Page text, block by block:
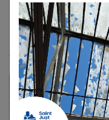
Domaine
22 route
RAMBERT